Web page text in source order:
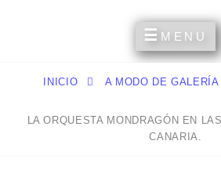
MI RINCÓN
Un Espacio Para Compartir Mis Aficiones Y
MENU
INICIO A MODO DE GALERÍA
LA ORQUESTA MONDRAGÓN EN
CANARIA.